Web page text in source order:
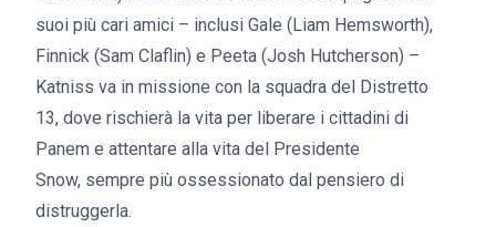
suoi più cari amici – inclusi Gale (Liam Hemsworth),
Finnick (Sam Claflin) e Peeta (Josh Hutcherson) –
Katniss va in missione con la squadra del Distretto
13, dove rischierà la vita per liberare i cittadini di
Panem e attentare alla vita del Presidente
Snow, sempre più ossessionato dal pensiero di
distruggerla.